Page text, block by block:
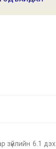
зүйлийн 6.1 дэх